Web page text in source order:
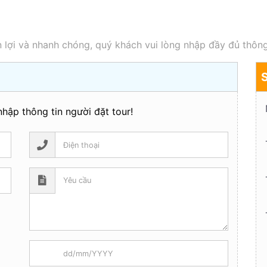
và nhanh chóng, quý khách vui lòng nhập đầy đủ
thông tin người đặt tour!